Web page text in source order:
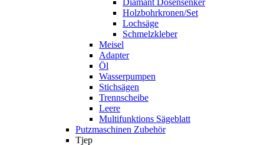
Diamant Dosensenker
Holzbohrkronen/Set
Lochsäge
Schmelzkleber
Meisel
Adapter
Öl
Wasserpumpen
Stichsägen
Trennscheibe
Leere
Multifunktions Sägeblatt
Putzmaschinen Zubehör
Tjep